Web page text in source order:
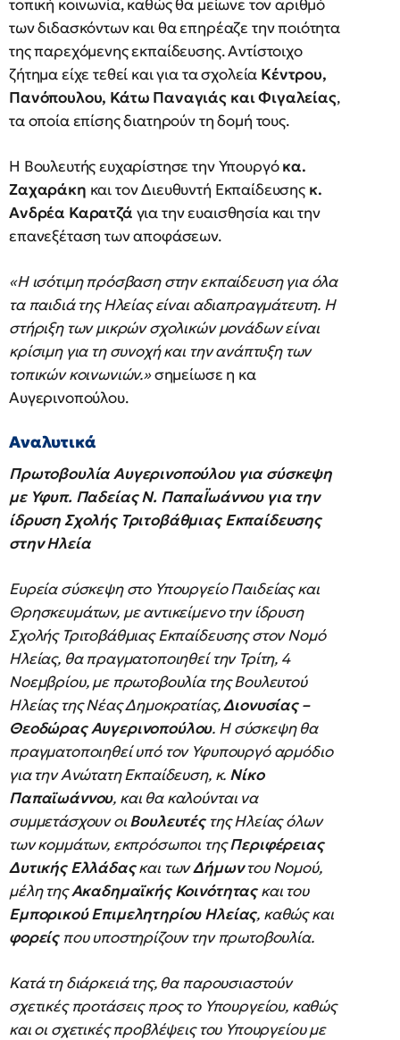
τοπική κοινωνία, καθώς θα μείωνε τον αριθμό
των διδασκόντων και θα επηρέαζε την ποιότητα
της παρεχόμενης εκπαίδευσης. Αντίστοιχο
ζήτημα είχε τεθεί και για τα σχολεία Κέντρου,
Πανόπουλου, Κάτω Παναγιάς και Φιγαλείας,
τα οποία επίσης διατηρούν τη δομή τους.
Η Βουλευτής ευχαρίστησε την Υπουργόκα.
Ζαχαράκη και τον Διευθυντή Εκπαίδευσης κ.
Ανδρέα Καρατζά για την ευαισθησία και την
επανεξέταση των αποφάσεων.
«Η ισότιμη πρόσβαση στην εκπαίδευση για όλα
τα παιδιά της Ηλείας είναι αδιαπραγμάτευτη. Η
στήριξη των μικρών σχολικών μονάδων είναι
κρίσιμη για τη συνοχή και την ανάπτυξη των
τοπικών κοινωνιών.»σημείωσε η κα
Αυγερινοπούλου.
Aναλυτικά
Πρωτοβουλία Αυγερινοπούλου για σύσκεψη
με Υφυπ. Παδείας Ν. ΠαπαΪωάννου για την
ίδρυση Σχολής Τριτοβάθμιας Εκπαίδευσης
στην Ηλεία
Ευρεία σύσκεψη στο Υπουργείο Παιδείας και
Θρησκευμάτων, με αντικείμενο την ίδρυση
Σχολής Τριτοβάθμιας Εκπαίδευσης στον Νομό
Ηλείας, θα πραγματοποιηθεί την Τρίτη, 4
Νοεμβρίου, με πρωτοβουλία της Βουλευτού
Ηλείας της Νέας Δημοκρατίας,Διονυσίας –
Θεοδώρας Αυγερινοπούλου. Η σύσκεψη θα
πραγματοποιηθεί υπό τον Υφυπουργό αρμόδιο
για την Ανώτατη Εκπαίδευση, κ. Νίκο
Παπαϊωάννου, και θα καλούνται να
συμμετάσχουν οιΒουλευτέςτης Ηλείας όλων
των κομμάτων, εκπρόσωποι τηςΠεριφέρειας
Δυτικής Ελλάδαςκαι τωνΔήμωντου Νομού,
μέλη τηςΑκαδημαϊκής Κοινότηταςκαι του
Εμπορικού Επιμελητηρίου Ηλείας, καθώς και
φορείςπου υποστηρίζουν την πρωτοβουλία.
Κατά τη διάρκειά της, θα παρουσιαστούν
σχετικές προτάσεις προς το Υπουργείου, καθώς
και οι σχετικές προβλέψεις του Υπουργείου με